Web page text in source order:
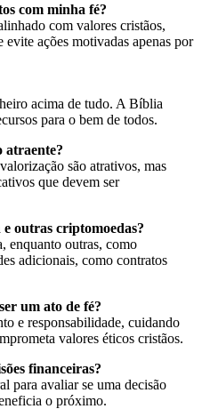
com minha fé?
com valores cristãos,
ações motivadas apenas por
acima de tudo. A Bíblia
para o bem de todos.
atraente?
são atrativos, mas
que devem ser
outras criptomoedas?
enquanto outras, como
adicionais, como contratos
um ato de fé?
e responsabilidade, cuidando
valores éticos cristãos.
financeiras?
para avaliar se uma decisão
o próximo.